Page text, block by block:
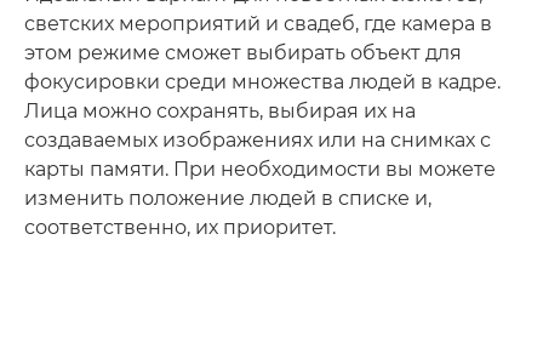
светских мероприятий и свадеб, где камера в
этом режиме сможет выбирать объект для
фокусировки среди множества людей в кадре.
Лица можно сохранять, выбирая их на
создаваемых изображениях или на снимках с
карты памяти. При необходимости вы можете
изменить положение людей в списке и,
соответственно, их приоритет.